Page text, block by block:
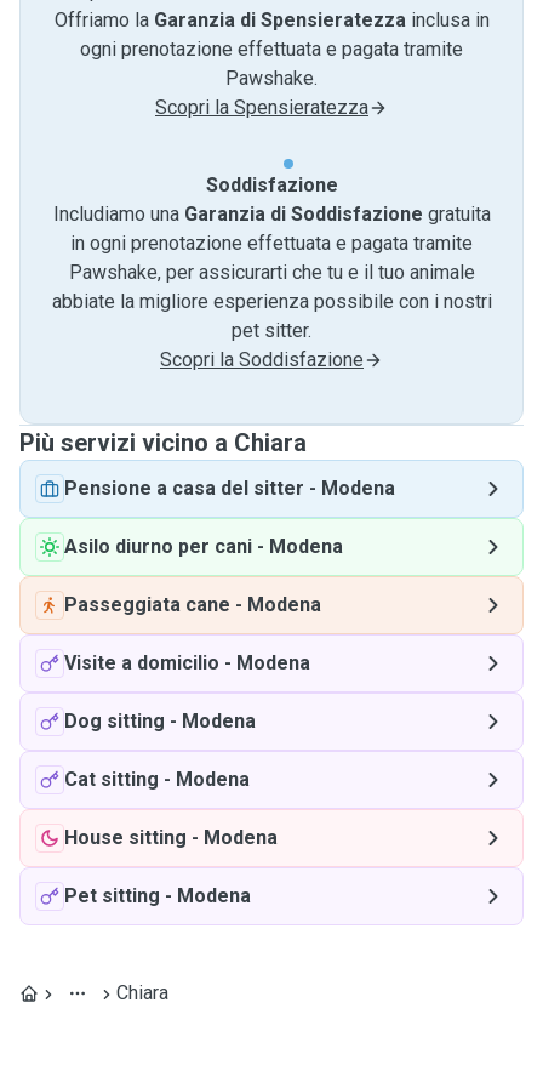
Offriamo la Garanzia di Spensieratezzainclusa in
ogni prenotazione effettuata e pagata tramite
Pawshake.
Scopri la Spensieratezza
Soddisfazione
Includiamo una Garanzia di Soddisfazione gratuita
in ogni prenotazione effettuata e pagata tramite
Pawshake, per assicurarti che tu e il tuo animale
abbiate la migliore esperienza possibile con i nostri
pet sitter.
Scopri la Soddisfazione
Più servizi vicino a Chiara
Pensione a casa del sitter - Modena
Asilo diurno per cani - Modena
Passeggiata cane - Modena
Visite a domicilio - Modena
Dog sitting - Modena
Cat sitting - Modena
House sitting - Modena
Pet sitting - Modena
Chiara